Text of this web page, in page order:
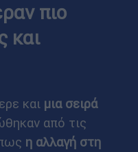
πιο
και
και μια σειρά
από τις
η αλλαγή στη